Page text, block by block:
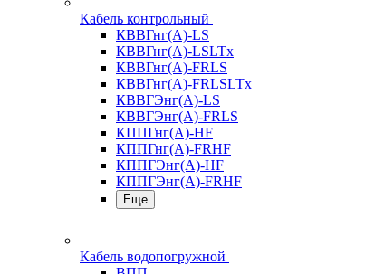
Кабель контрольный
КВВГнг(А)-LS
КВВГнг(А)-LSLTx
КВВГнг(А)-FRLS
КВВГнг(А)-FRLSLTx
КВВГЭнг(А)-LS
КВВГЭнг(А)-FRLS
КППГнг(А)-HF
КППГнг(А)-FRHF
КППГЭнг(А)-HF
КППГЭнг(А)-FRHF
Еще
Кабель водопогружной